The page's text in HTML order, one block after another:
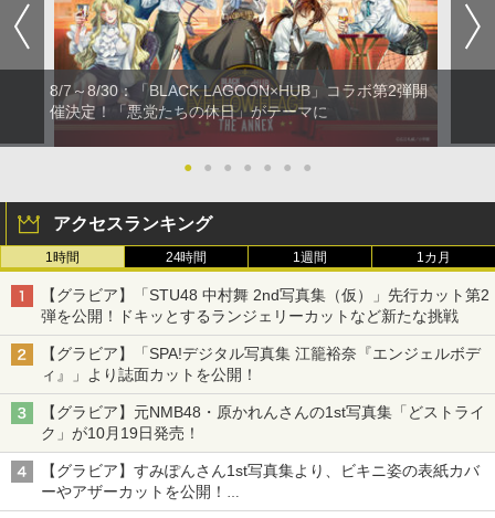
8/7～8/30：「BLACK LAGOON×HUB」コラボ第2弾開
催決定！「悪党たちの休日」がテーマに
● ● ● ● ● ● ●
アクセスランキング
1時間 24時間 1週間 1カ月
【グラビア】「STU48 中村舞 2nd写真集（仮）」先行カット第2
弾を公開！ドキッとするランジェリーカットなど新たな挑戦
【グラビア】「SPA!デジタル写真集 江籠裕奈『エンジェルボデ
ィ』」より誌面カットを公開！
【グラビア】元NMB48・原かれんさんの1st写真集「どストライ
ク」が10月19日発売！
【グラビア】すみぽんさん1st写真集より、ビキニ姿の表紙カバ
ーやアザーカットを公開！
タイトルは「offcourt（オフコート）」に決定